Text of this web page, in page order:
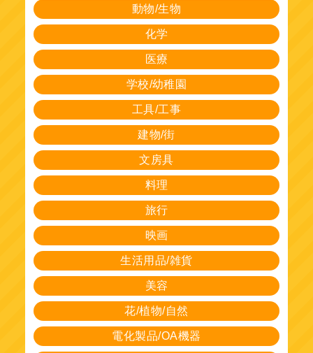
動物/生物
化学
医療
学校/幼稚園
工具/工事
建物/街
文房具
料理
旅行
映画
生活用品/雑貨
美容
花/植物/自然
電化製品/OA機器